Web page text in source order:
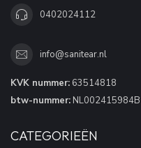
0402024112
info@sanitear.nl
KVK nummer: 63514818
btw-nummer:
CATEGORIEËN